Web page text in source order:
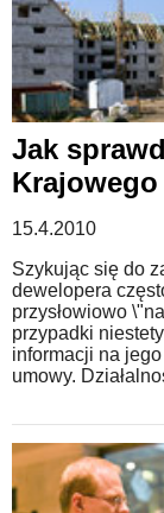
Jak
15.4.2010
Szykując się do
dewelopera
przysłowiowo
przypadki
informacji na
umowy.